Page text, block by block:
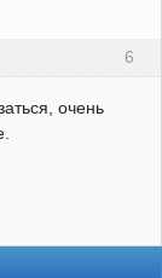
6
очень